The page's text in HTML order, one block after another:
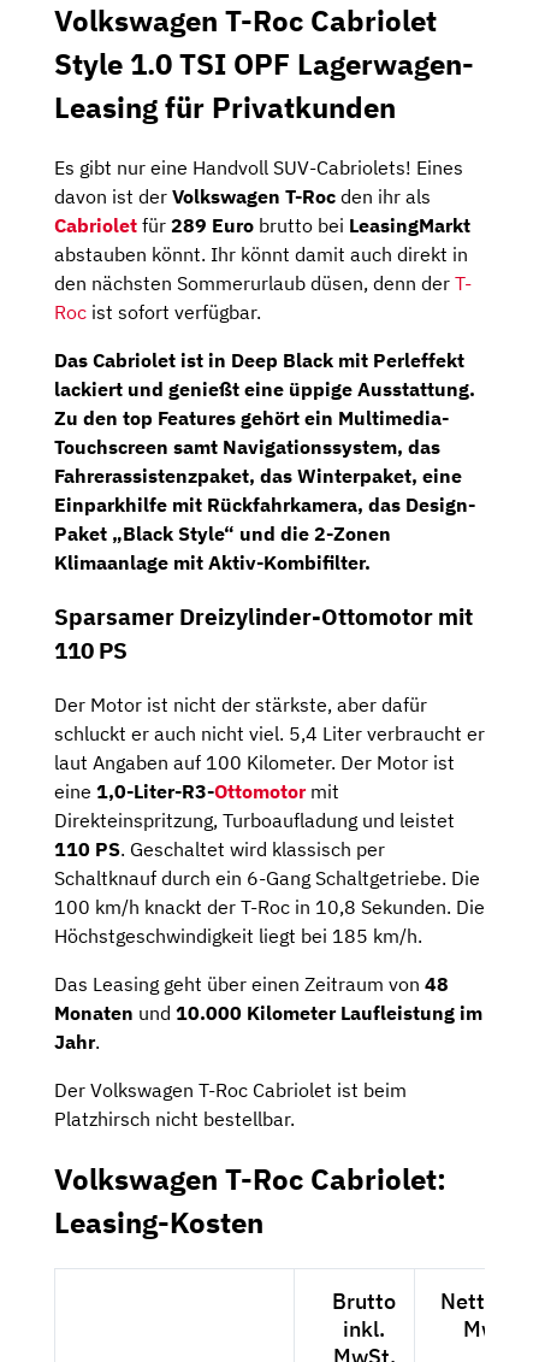
Volkswagen T-Roc Cabriolet
Style 1.0 TSI OPF Lagerwagen-
Leasing für Privatkunden
Es gibt nur eine Handvoll SUV-Cabriolets! Eines
davon ist der Volkswagen T-Roc den ihr als
Cabriolet für 289 Euro brutto bei LeasingMarkt
abstauben könnt. Ihr könnt damit auch direkt in
den nächsten Sommerurlaub düsen, denn der T-
Roc ist sofort verfügbar.
Das Cabriolet ist in Deep Black mit Perleffekt
lackiert und genießt eine üppige Ausstattung.
Zu den top Features gehört ein Multimedia-
Touchscreen samt Navigationssystem, das
Fahrerassistenzpaket, das Winterpaket, eine
Einparkhilfe mit Rückfahrkamera, das Design-
Paket „Black Style“ und die 2-Zonen
Klimaanlage mit Aktiv-Kombifilter.
Sparsamer Dreizylinder-Ottomotor mit
110 PS
Der Motor ist nicht der stärkste, aber dafür
schluckt er auch nicht viel. 5,4 Liter verbraucht er
laut Angaben auf 100 Kilometer. Der Motor ist
eine 1,0-Liter-R3-Ottomotormit
Direkteinspritzung, Turboaufladung und leistet
110 PS. Geschaltet wird klassisch per
Schaltknauf durch ein 6-Gang Schaltgetriebe. Die
100 km/h knackt der T-Roc in 10,8 Sekunden. Die
Höchstgeschwindigkeit liegt bei 185 km/h.
Das Leasing geht über einen Zeitraum von 48
Monaten und 10.000 Kilometer Laufleistung im
Jahr.
Der Volkswagen T-Roc Cabriolet ist beim
Platzhirsch nicht bestellbar.
Volkswagen T-Roc Cabriolet:
Leasing-Kosten
Brutto
inkl.
MwSt.
Netto
MwSt.